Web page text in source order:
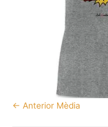
← Anterior Mèdia